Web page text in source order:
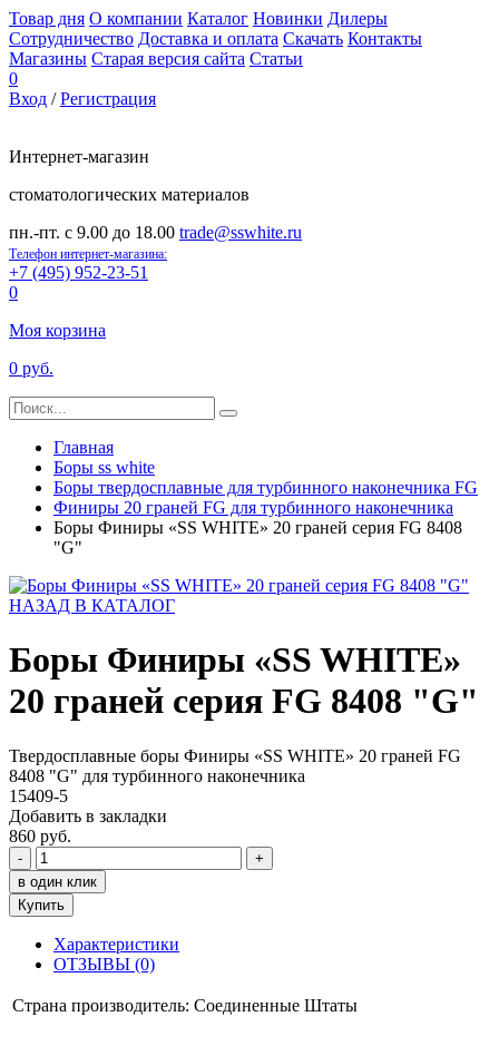
Товар дня О компании Каталог Новинки Дилеры
Сотрудничество Доставка и оплата Скачать Контакты
Магазины Старая версия сайта Статьи
0
Вход /Регистрация
Интернет-магазин
стоматологических материалов
пн.-пт. с 9.00 до 18.00 trade@sswhite.ru
Телефон интернет-магазина:
+7 (495) 952-23-51
0
Моя корзина
0 руб.
Главная
Боры ss white
Боры твердосплавные для турбинного наконечника FG
Финиры 20 граней FG для турбинного наконечника
Боры Финиры «SS WHITE» 20 граней серия FG 8408
"G"
НАЗАД В КАТАЛОГ
Боры Финиры «SS WHITE»
20 граней серия FG 8408 "G"
Твердосплавные боры Финиры «SS WHITE» 20 граней FG
8408 "G" для турбинного наконечника
15409-5
Добавить в закладки
860 руб.
-
+
в один клик
Купить
Характеристики
ОТЗЫВЫ (0)
Страна производитель: Соединенные Штаты